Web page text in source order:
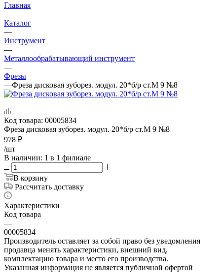
Главная
—
Каталог
—
Инструмент
—
Металлообрабатывающий инструмент
—
Фрезы
—Фреза дисковая зуборез. модул. 20*б/р ст.М 9 №8
Код товара: 00005834
Фреза дисковая зуборез. модул. 20*б/р ст.М 9 №8
978 ₽
/шт
В наличии: 1 в 1 филиале
В корзину
Рассчитать доставку
Характеристики
Код товара
—
00005834
Производитель оставляет за собой право без уведомления
продавца менять характеристики, внешний вид,
комплектацию товара и место его производства.
Указанная информация не является публичной офертой